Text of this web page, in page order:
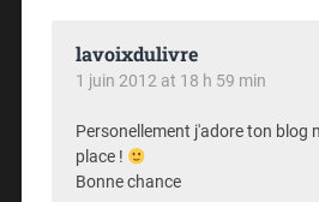
lavoixdulivre
1 juin 2012 at 18 h 59 min
Personellement j'adore ton blog
place !
Bonne chance